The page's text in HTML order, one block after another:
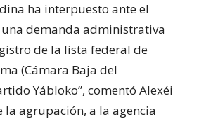
ha interpuesto ante el
demanda administrativa
de la lista federal de
(Cámara Baja del
Yábloko”, comentó Alexéi
la agrupación, a la agencia